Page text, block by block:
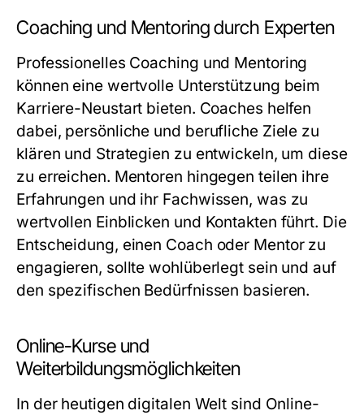
Coaching und Mentoring durch Experten
Professionelles Coaching und Mentoring
können eine wertvolle Unterstützung beim
Karriere-Neustart bieten. Coaches helfen
dabei, persönliche und berufliche Ziele zu
klären und Strategien zu entwickeln, um diese
zu erreichen. Mentoren hingegen teilen ihre
Erfahrungen und ihr Fachwissen, was zu
wertvollen Einblicken und Kontakten führt. Die
Entscheidung, einen Coach oder Mentor zu
engagieren, sollte wohlüberlegt sein und auf
den spezifischen Bedürfnissen basieren.
Online-Kurse und
Weiterbildungsmöglichkeiten
In der heutigen digitalen Welt sind Online-